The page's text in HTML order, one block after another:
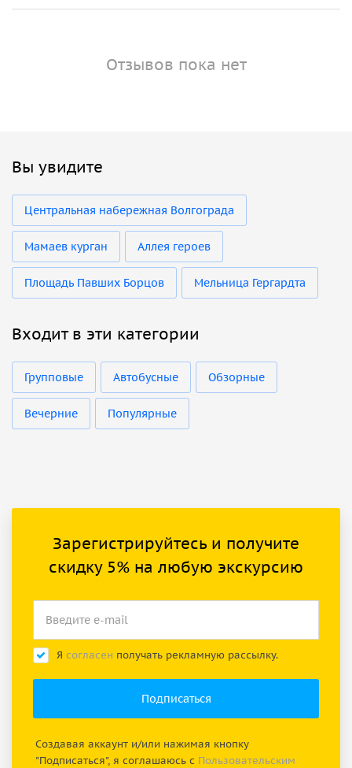
Отзывов пока нет
Вы увидите
Центральная набережная Волгограда
Мамаев курган Аллея героев
Площадь Павших Борцов Мельница Гергардта
Входит в эти категории
Групповые Автобусные Обзорные
Вечерние Популярные
Зарегистрируйтесь и получите
скидку 5% на любую экскурсию
Я согласен получать рекламную рассылку.
Создавая аккаунт и/или нажимая кнопку
"Подписаться", я соглашаюсь с Пользовательским